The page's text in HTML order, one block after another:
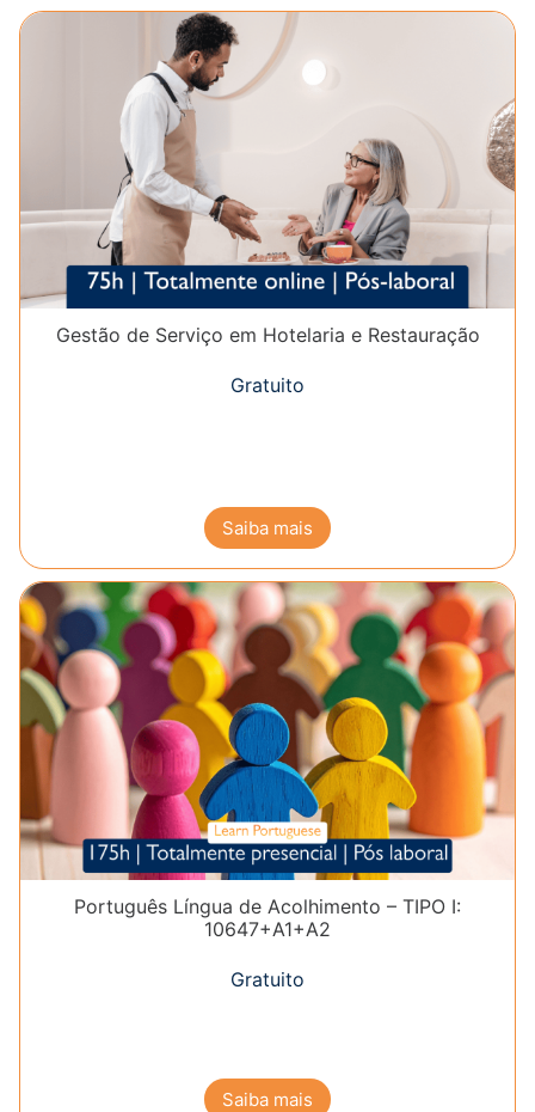
Gestão de Serviço em Hotelaria e Restauração
Gratuito
Saiba mais
Português Língua de Acolhimento – TIPO I:
10647+A1+A2
Gratuito
Saiba mais